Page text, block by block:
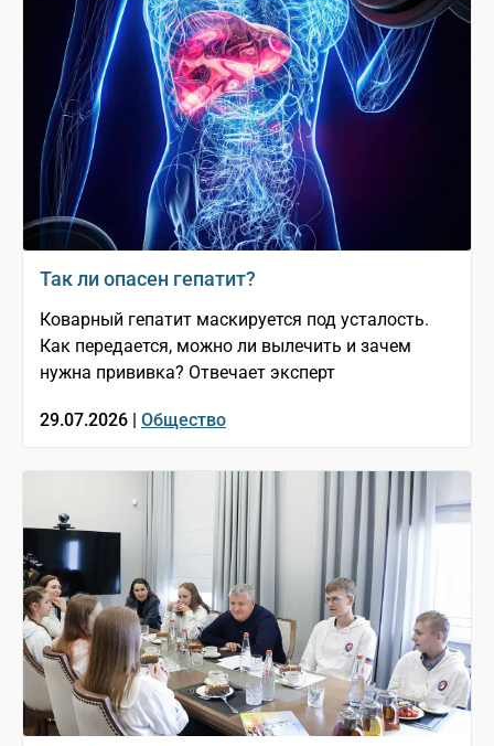
Так ли опасен гепатит?
Коварный гепатит маскируется под усталость.
Как передается, можно ли вылечить и зачем
нужна прививка? Отвечает эксперт
29.07.2026 | Общество